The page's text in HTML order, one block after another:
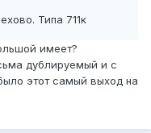
Типа 711к
имеет?
дублируемый и с
этот самый выход на